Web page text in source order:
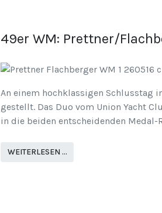
49er WM: Prettner/
An einem hochklassigen Schlusstag
gestellt. Das Duo vom Union Yacht
in die beiden entscheidenden Medal-
WEITERLESEN …